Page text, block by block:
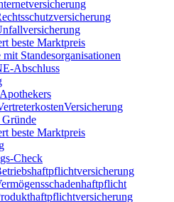
beste Marktpreis
Standesorganisationen
Abschluss
beste Marktpreis
Check